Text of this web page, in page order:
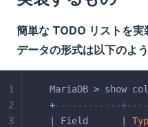
簡単な TODO リストを実
データの形式は以下のよ
MariaDB > show
+------------
| Field      |
1
2
3